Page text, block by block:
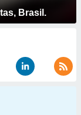
Brasil.